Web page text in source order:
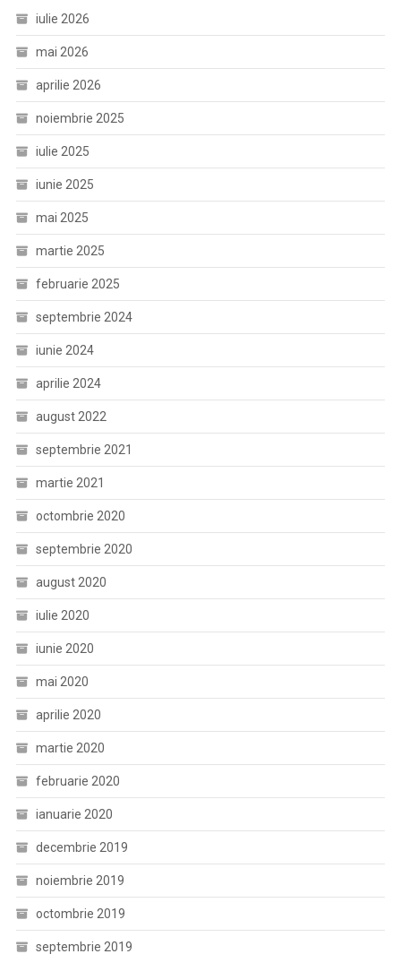
iulie 2026
mai 2026
aprilie 2026
noiembrie 2025
iulie 2025
iunie 2025
mai 2025
martie 2025
februarie 2025
septembrie 2024
iunie 2024
aprilie 2024
august 2022
septembrie 2021
martie 2021
octombrie 2020
septembrie 2020
august 2020
iulie 2020
iunie 2020
mai 2020
aprilie 2020
martie 2020
februarie 2020
ianuarie 2020
decembrie 2019
noiembrie 2019
octombrie 2019
septembrie 2019